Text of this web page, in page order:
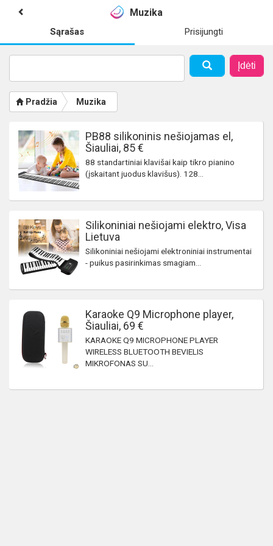
Muzika
Sąrašas Prisijungti
Įdėti
Pradžia Muzika
PB88 silikoninis nešiojamas el,
Šiauliai, 85 €
88 standartiniai klavišai kaip tikro pianino
(įskaitant juodus klavišus). 128...
Silikoniniai nešiojami elektro, Visa
Lietuva
Silikoniniai nešiojami elektroniniai instrumentai
- puikus pasirinkimas smagiam...
Karaoke Q9 Microphone player,
Šiauliai, 69 €
KARAOKE Q9 MICROPHONE PLAYER
WIRELESS BLUETOOTH BEVIELIS
MIKROFONAS SU...